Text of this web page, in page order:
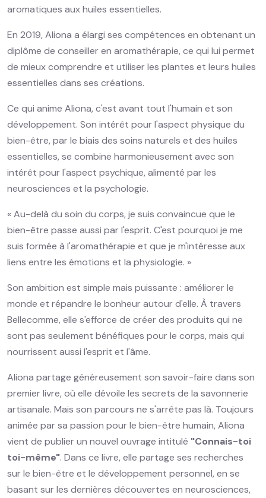
aromatiques aux huiles essentielles.
En 2019, Aliona a élargi ses compétences en obtenant un
diplôme de conseiller en aromathérapie, ce qui lui permet
de mieux comprendre et utiliser les plantes et leurs huiles
essentielles dans ses créations.
Ce qui anime Aliona, c'est avant tout l'humain et son
développement. Son intérêt pour l'aspect physique du
bien-être, par le biais des soins naturels et des huiles
essentielles, se combine harmonieusement avec son
intérêt pour l'aspect psychique, alimenté par les
neurosciences et la psychologie.
« Au-delà du soin du corps, je suis convaincue que le
bien-être passe aussi par l'esprit. C'est pourquoi je me
suis formée à l'aromathérapie et que je m'intéresse aux
liens entre les émotions et la physiologie. »
Son ambition est simple mais puissante : améliorer le
monde et répandre le bonheur autour d'elle. À travers
Bellecomme, elle s'efforce de créer des produits qui ne
sont pas seulement bénéfiques pour le corps, mais qui
nourrissent aussi l'esprit et l'âme.
Aliona partage généreusement son savoir-faire dans son
premier livre, où elle dévoile les secrets de la savonnerie
artisanale. Mais son parcours ne s'arrête pas là. Toujours
animée par sa passion pour le bien-être humain, Aliona
vient de publier un nouvel ouvrage intitulé "Connais-toi
toi-même". Dans ce livre, elle partage ses recherches
sur le bien-être et le développement personnel, en se
basant sur les dernières découvertes en neurosciences,